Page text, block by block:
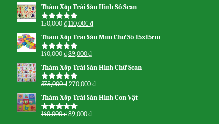
sao
Thảm Xốp Trải Sàn Hình Số Scan
Được xếp
sao
150,000₫110,000₫
Thảm Xốp Trải Sàn Mini Chữ Số 15x15cm
Được xếp
sao
140,000₫89,000₫
Thảm Xốp Trải Sàn Hình Chữ Scan
Được xếp
sao
375,000₫270,000₫
Thảm Xốp Trải Sàn Hình Con Vật
Được xếp
140,000₫89,000₫